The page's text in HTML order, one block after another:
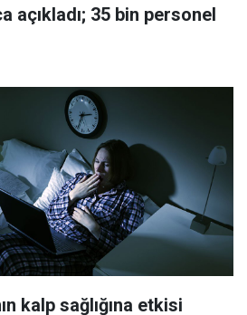
açıkladı; 35 bin personel
kalp sağlığına etkisi